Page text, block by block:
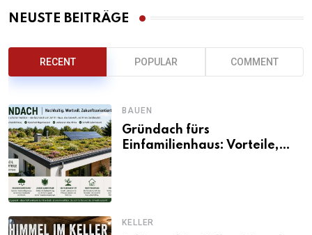
NEUSTE BEITRÄGE
RECENT POPULAR COMMENT
BAUEN
Gründach fürs
Einfamilienhaus: Vorteile,
KELLER